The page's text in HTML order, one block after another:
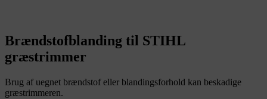
Brændstofblanding til STIHL
græstrimmer
Brug af uegnet brændstof eller blandingsforhold kan beskadige
græstrimmeren.